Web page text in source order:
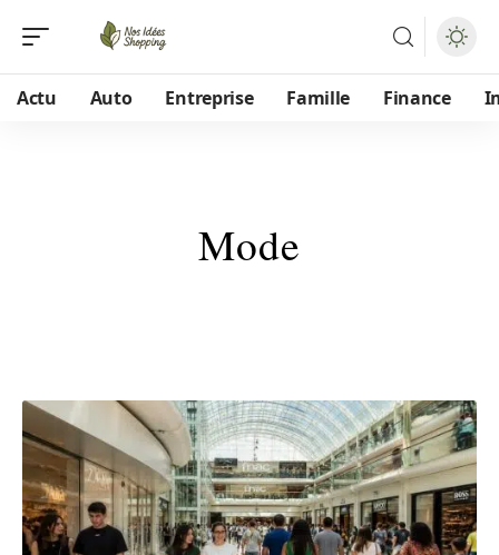
Actu Auto Entreprise Famille Finance
Mode